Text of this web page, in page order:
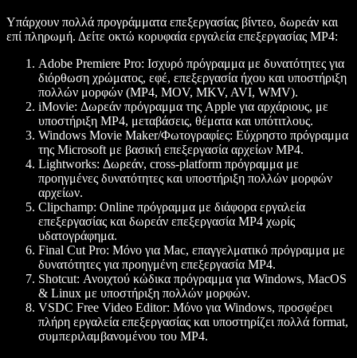
Υπάρχουν πολλά προγράμματα επεξεργασίας βίντεο, δωρεάν και
επί πληρωμή. Δείτε οκτώ κορυφαία εργαλεία επεξεργασίας MP4:
Adobe Premiere Pro: Ισχυρό πρόγραμμα με δυνατότητες για
διόρθωση χρώματος, εφέ, επεξεργασία ήχου και υποστήριξη
πολλών μορφών (MP4, MOV, MKV, AVI, WMV).
iMovie: Δωρεάν πρόγραμμα της Apple για αρχάριους, με
υποστήριξη MP4, μεταβάσεις, θέματα και υπότιτλους.
Windows Movie Maker/Φωτογραφίες: Εύχρηστο πρόγραμμα
της Microsoft με βασική επεξεργασία αρχείων MP4.
Lightworks: Δωρεάν, cross-platform πρόγραμμα με
προηγμένες δυνατότητες και υποστήριξη πολλών μορφών
αρχείων.
Clipchamp: Online πρόγραμμα με διάφορα εργαλεία
επεξεργασίας και δωρεάν επεξεργασία MP4 χωρίς
υδατογράφημα.
Final Cut Pro: Μόνο για Mac, επαγγελματικό πρόγραμμα με
δυνατότητες για προηγμένη επεξεργασία MP4.
Shotcut: Ανοιχτού κώδικα πρόγραμμα για Windows, MacOS
& Linux με υποστήριξη πολλών μορφών.
VSDC Free Video Editor: Μόνο για Windows, προσφέρει
πλήρη εργαλεία επεξεργασίας και υποστηρίζει πολλά format,
συμπεριλαμβανομένου του MP4.